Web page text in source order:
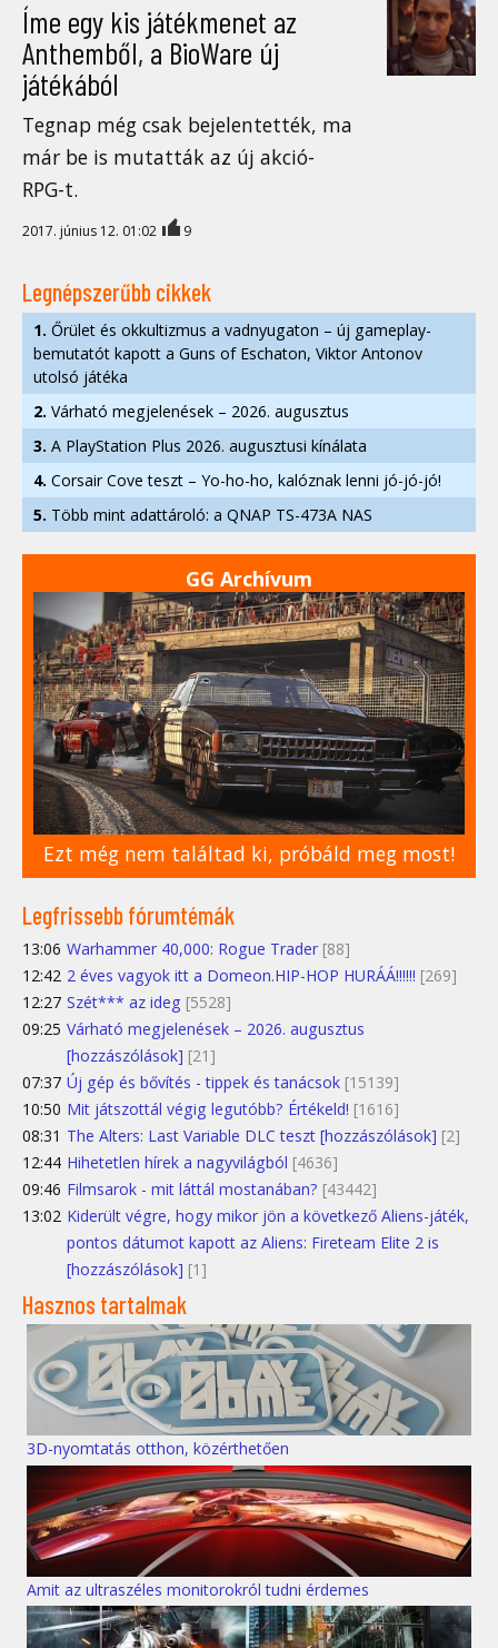
Íme egy kis játékmenet az
Anthemből, a BioWare új
játékából
Tegnap még csak bejelentették, ma
már be is mutatták az új akció-
RPG-t.
2017. június 12. 01:02 9
Legnépszerűbb cikkek
1. Őrület és okkultizmus a vadnyugaton – új gameplay-
bemutatót kapott a Guns of Eschaton, Viktor Antonov
utolsó játéka
2. Várható megjelenések – 2026. augusztus
3. A PlayStation Plus 2026. augusztusi kínálata
4. Corsair Cove teszt – Yo-ho-ho, kalóznak lenni jó-jó-jó!
5. Több mint adattároló: a QNAP TS-473A NAS
GG Archívum
Ezt még nem találtad ki, próbáld meg most!
Legfrissebb fórumtémák
13:06 Warhammer 40,000: Rogue Trader [88]
12:42 2 éves vagyok itt a Domeon.HIP-HOP HURÁÁ!!!!!! [269]
12:27 Szét*** az ideg [5528]
09:25 Várható megjelenések – 2026. augusztus
[hozzászólások] [21]
07:37 Új gép és bővítés - tippek és tanácsok [15139]
10:50 Mit játszottál végig legutóbb? Értékeld! [1616]
08:31 The Alters: Last Variable DLC teszt [hozzászólások] [2]
12:44 Hihetetlen hírek a nagyvilágból [4636]
09:46 Filmsarok - mit láttál mostanában? [43442]
13:02 Kiderült végre, hogy mikor jön a következő Aliens-játék,
pontos dátumot kapott az Aliens: Fireteam Elite 2 is
[hozzászólások] [1]
Hasznos tartalmak
3D-nyomtatás otthon, közérthetően
Amit az ultraszéles monitorokról tudni érdemes